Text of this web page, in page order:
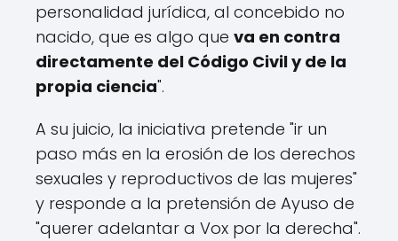
personalidad jurídica, al concebido no
nacido, que es algo que va en contra
directamente del Código Civil y de la
propia ciencia".
A su juicio, la iniciativa pretende "ir un
paso más en la erosión de los derechos
sexuales y reproductivos de las mujeres"
y responde a la pretensión de Ayuso de
"querer adelantar a Vox por la derecha".